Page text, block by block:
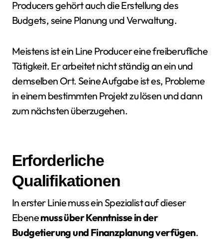
Producers gehört auch die Erstellung des
Budgets, seine Planung und Verwaltung.
Meistens ist ein Line Producer eine freiberufliche
Tätigkeit. Er arbeitet nicht ständig an ein und
demselben Ort. Seine Aufgabe ist es, Probleme
in einem bestimmten Projekt zu lösen und dann
zum nächsten überzugehen.
Erforderliche
Qualifikationen
In erster Linie muss ein Spezialist auf dieser
Ebenemuss über Kenntnisse in der
Budgetierung und Finanzplanung verfügen.